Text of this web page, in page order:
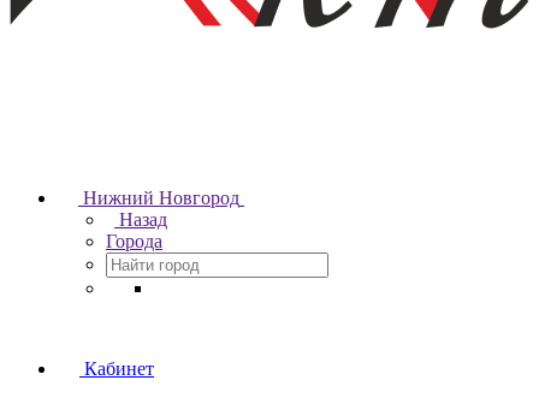
Нижний Новгород
Назад
Города
Кабинет